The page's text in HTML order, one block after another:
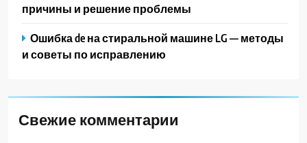
причины и решение проблемы
Ошибка de на стиральной машине LG — методы
и советы по исправлению
Свежие комментарии